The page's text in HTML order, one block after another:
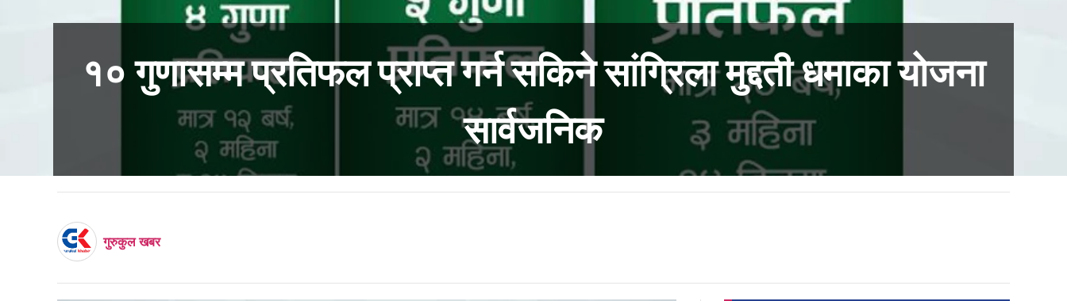
१० गुणासम्म प्रतिफल प्राप्त गर्न सकिने सांग्रिला मुद्दती धमाका योजना
सार्वजनिक
गुरुकुल खबर